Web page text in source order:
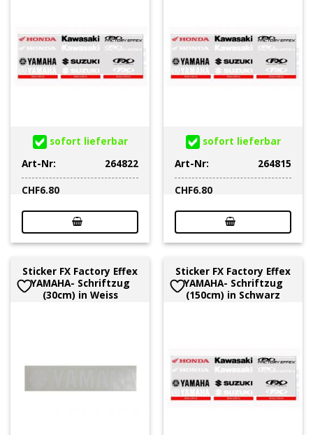
sofort lieferbar
Art-Nr:
264822
CHF6.80
sofort lieferbar
Art-Nr:
264815
CHF6.80
Sticker FX Factory Effex
YAMAHA- Schriftzug
(30cm) in Weiss
Sticker FX Factory Effex
YAMAHA- Schriftzug
(150cm) in Schwarz